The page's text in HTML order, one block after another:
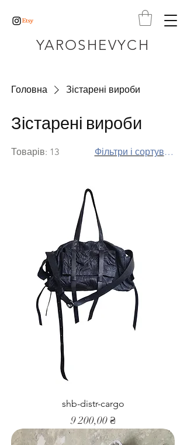
YAROSHEVYCH
Головна Зістарені вироби
Зістарені вироби
Товарів: 13 Фільтри і сортування
shb-distr-cargo
Ціна
9 200,00 ₴